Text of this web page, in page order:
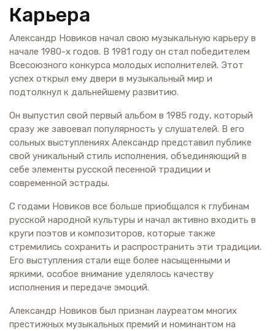
Карьера
Александр Новиков начал свою музыкальную карьеру в
начале 1980-х годов. В 1981 году он стал победителем
Всесоюзного конкурса молодых исполнителей. Этот
успех открыл ему двери в музыкальный мир и
подтолкнул к дальнейшему развитию.
Он выпустил свой первый альбом в 1985 году, который
сразу же завоевал популярность у слушателей. В его
сольных выступлениях Александр представил публике
свой уникальный стиль исполнения, объединяющий в
себе элементы русской песенной традиции и
современной эстрады.
С годами Новиков все больше приобщался к глубинам
русской народной культуры и начал активно входить в
круги поэтов и композиторов, которые также
стремились сохранить и распространить эти традиции.
Его выступления стали еще более насыщенными и
яркими, особое внимание уделялось качеству
исполнения и передаче эмоций.
Александр Новиков был признан лауреатом многих
престижных музыкальных премий и номинантом на